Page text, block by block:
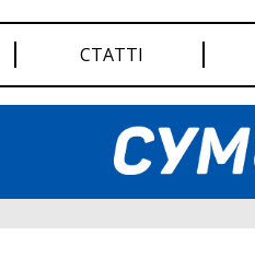
СТАТТІ